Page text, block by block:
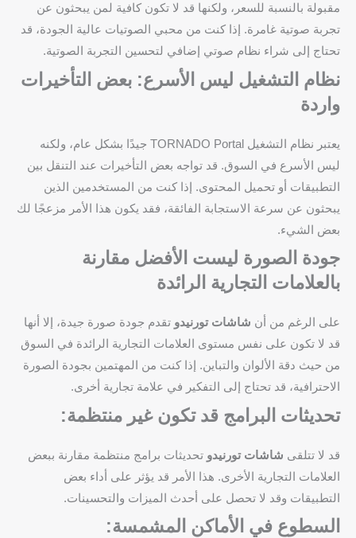
مقبولة بالنسبة للسعر، ولكنها قد لا تكون كافية لمن يبحثون عن
تجربة صوتية غامرة. إذا كنت من محبي الصوتيات عالية الجودة، قد
تحتاج إلى شراء نظام صوتي إضافي لتحسين التجربة الصوتية.
نظام التشغيل ليس الأسرع: بعض التأخيرات
واردة
يعتبر نظام التشغيل TORNADO Portal جيدًا بشكل عام، ولكنه
ليس الأسرع في السوق. قد تواجه بعض التأخيرات عند التنقل بين
التطبيقات أو تحميل المحتوى. إذا كنت من المستخدمين الذين
يبحثون عن سرعة الاستجابة الفائقة، فقد يكون هذا الأمر مزعجًا لك
بعض الشيء.
جودة الصورة ليست الأفضل مقارنة
بالعلامات التجارية الرائدة
على الرغم من أن شاشات تورنيدو تقدم جودة صورة جيدة، إلا أنها
قد لا تكون على نفس مستوى العلامات التجارية الرائدة في السوق
من حيث دقة الألوان والتباين. إذا كنت من المهتمين بجودة الصورة
الاحترافية، قد تحتاج إلى التفكير في علامة تجارية أخرى.
تحديثات البرامج قد تكون غير منتظمة:
قد لا تتلقى شاشات تورنيدو تحديثات برامج منتظمة مقارنة ببعض
العلامات التجارية الأخرى. هذا الأمر قد يؤثر على أداء بعض
التطبيقات وقد لا تحصل على أحدث الميزات والتحسينات.
السطوع في الأماكن المشمسة: